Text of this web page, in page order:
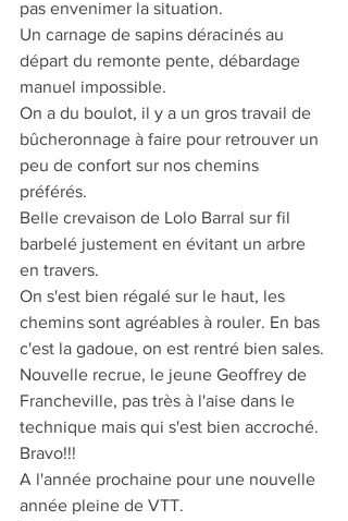
pas envenimer la situation.
Un carnage de sapins déracinés au
départ du remonte pente, débardage
manuel impossible.
On a du boulot, il y a un gros travail de
bûcheronnage à faire pour retrouver un
peu de confort sur nos chemins
préférés.
Belle crevaison de Lolo Barral sur fil
barbelé justement en évitant un arbre
en travers.
On s'est bien régalé sur le haut, les
chemins sont agréables à rouler. En bas
c'est la gadoue, on est rentré bien sales.
Nouvelle recrue, le jeune Geoffrey de
Francheville, pas très à l'aise dans le
technique mais qui s'est bien accroché.
Bravo!!!
A l'année prochaine pour une nouvelle
année pleine de VTT.